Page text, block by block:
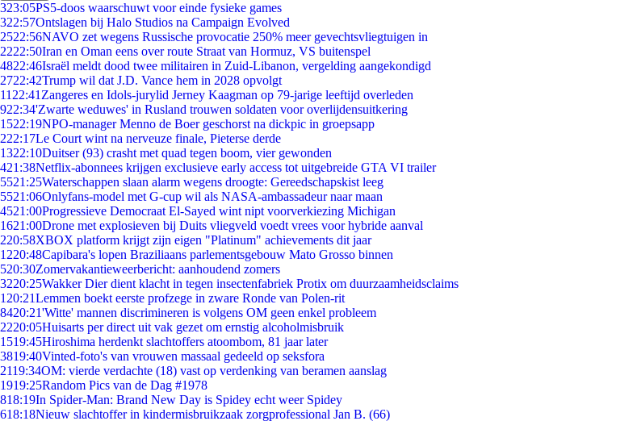
323:05PS5-doos waarschuwt voor einde fysieke games
322:57Ontslagen bij Halo Studios na Campaign Evolved
2522:56NAVO zet wegens Russische provocatie 250% meer gevechtsvliegtuigen in
2222:50Iran en Oman eens over route Straat van Hormuz, VS buitenspel
4822:46Israël meldt dood twee militairen in Zuid-Libanon, vergelding aangekondigd
2722:42Trump wil dat J.D. Vance hem in 2028 opvolgt
11 22:41 Zangeres en Idols-jurylid Jerney Kaagman op 79-jarige leeftijd overleden
922:34'Zwarte weduwes' in Rusland trouwen soldaten voor overlijdensuitkering
1522:19NPO-manager Menno de Boer geschorst na dickpic in groepsapp
222:17Le Court wint na nerveuze finale, Pieterse derde
1322:10Duitser (93) crasht met quad tegen boom, vier gewonden
421:38Netflix-abonnees krijgen exclusieve early access tot uitgebreide GTA VI trailer
5521:25Waterschappen slaan alarm wegens droogte: Gereedschapskist leeg
5521:06Onlyfans-model met G-cup wil als NASA-ambassadeur naar maan
4521:00Progressieve Democraat El-Sayed wint nipt voorverkiezing Michigan
1621:00Drone met explosieven bij Duits vliegveld voedt vrees voor hybride aanval
220:58XBOX platform krijgt zijn eigen "Platinum" achievements dit jaar
1220:48Capibara's lopen Braziliaans parlementsgebouw Mato Grosso binnen
520:30Zomervakantieweerbericht: aanhoudend zomers
3220:25Wakker Dier dient klacht in tegen insectenfabriek Protix om duurzaamheidsclaims
1 20:21Lemmen boekt eerste profzege in zware Ronde van Polen-rit
8420:21'Witte' mannen discrimineren is volgens OM geen enkel probleem
2220:05Huisarts per direct uit vak gezet om ernstig alcoholmisbruik
1519:45Hiroshima herdenkt slachtoffers atoombom, 81 jaar later
3819:40Vinted-foto's van vrouwen massaal gedeeld op seksfora
2119:34OM: vierde verdachte (18) vast op verdenking van beramen aanslag
1919:25Random Pics van de Dag #1978
818:19In Spider-Man: Brand New Day is Spidey echt weer Spidey
618:18Nieuw slachtoffer in kindermisbruikzaak zorgprofessional Jan B. (66)